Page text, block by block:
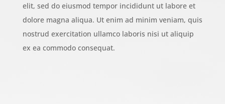
elit, sed do eiusmod tempor incididunt ut labore et
dolore magna aliqua. Ut enim ad minim veniam, quis
nostrud exercitation ullamco laboris nisi ut aliquip
ex ea commodo consequat.